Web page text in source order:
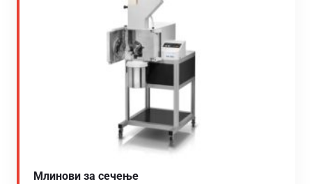
Млинови за сечење